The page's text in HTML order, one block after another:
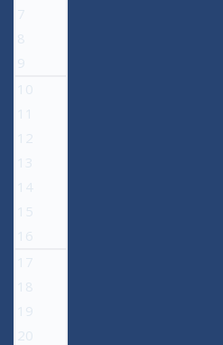
7
8
9
10
11
12
13
14
15
16
17
18
19
20